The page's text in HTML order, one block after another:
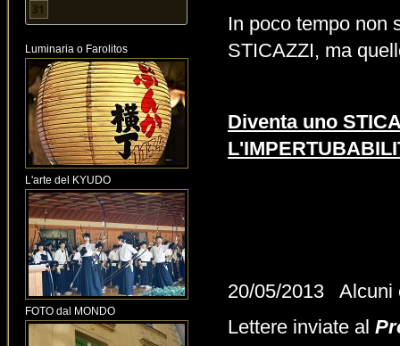
In poco tempo non
STICAZZI, ma
Diventa uno
20/05/2013 Alcuni
Lettere inviate al
31
Luminaria o Farolitos
L'arte del KYUDO
FOTO dal MONDO